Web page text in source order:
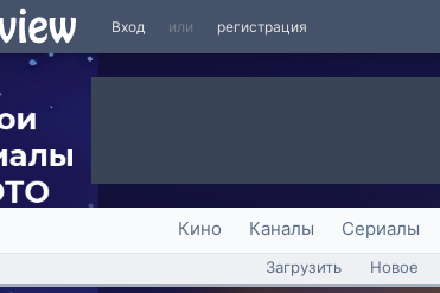
Вход или регистрация
Кино Каналы Сериалы
Загрузить Новое